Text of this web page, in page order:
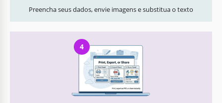
Preencha seus dados, envie imagens e substitua o texto
4